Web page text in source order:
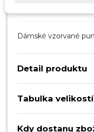
Dámské vzorvané
Detail produktu
Tabulka velikostí
Kdy dostanu